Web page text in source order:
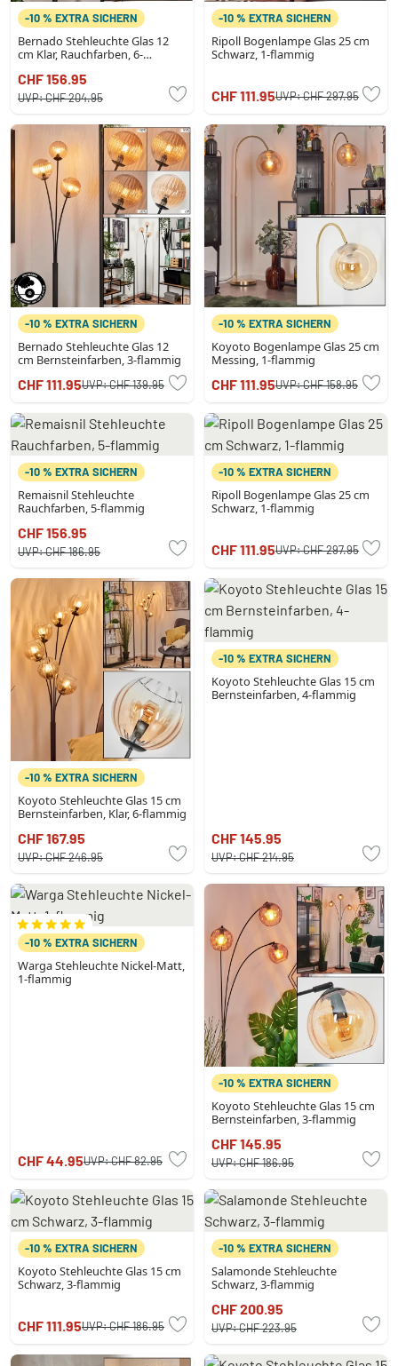
-10 % EXTRA SICHERN
Bernado Stehleuchte Glas 12
cm Klar, Rauchfarben, 6-
CHF 156.95
UVP:CHF 204.95
-10 % EXTRA SICHERN
Ripoll Bogenlampe Glas 25 cm
Schwarz, 1-flammig
CHF 111.95UVP:CHF 297.95
-10 % EXTRA SICHERN
Bernado Stehleuchte Glas 12
cm Bernsteinfarben, 3-flammig
CHF 111.95UVP:CHF 139.95
-10 % EXTRA SICHERN
Koyoto Bogenlampe Glas 25 cm
Messing, 1-flammig
CHF 111.95UVP:CHF 158.95
-10 % EXTRA SICHERN
Remaisnil Stehleuchte
Rauchfarben, 5-flammig
CHF 156.95
UVP:CHF 186.95
-10 % EXTRA SICHERN
Ripoll Bogenlampe Glas 25 cm
Schwarz, 1-flammig
CHF 111.95UVP:CHF 297.95
-10 % EXTRA SICHERN
Koyoto Stehleuchte Glas 15 cm
Bernsteinfarben, Klar, 6-flammig
CHF 167.95
UVP:CHF 246.95
-10 % EXTRA SICHERN
Koyoto Stehleuchte Glas 15 cm
Bernsteinfarben, 4-flammig
CHF 145.95
UVP:CHF 214.95
-10 % EXTRA SICHERN
Warga Stehleuchte Nickel-Matt,
1-flammig
CHF 44.95UVP:CHF 82.95
-10 % EXTRA SICHERN
Koyoto Stehleuchte Glas 15 cm
Bernsteinfarben, 3-flammig
CHF 145.95
UVP:CHF 186.95
-10 % EXTRA SICHERN
Koyoto Stehleuchte Glas 15 cm
Schwarz, 3-flammig
CHF 111.95UVP:CHF 186.95
-10 % EXTRA SICHERN
Salamonde Stehleuchte
Schwarz, 3-flammig
CHF 200.95
UVP:CHF 223.95